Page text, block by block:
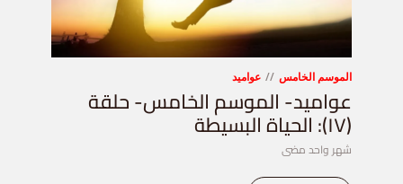
الموسم الخامس عواميد
عواميد- الموسم الخامس- حلقة
(١٧): الحياة البسيطة
شهر واحد مضى